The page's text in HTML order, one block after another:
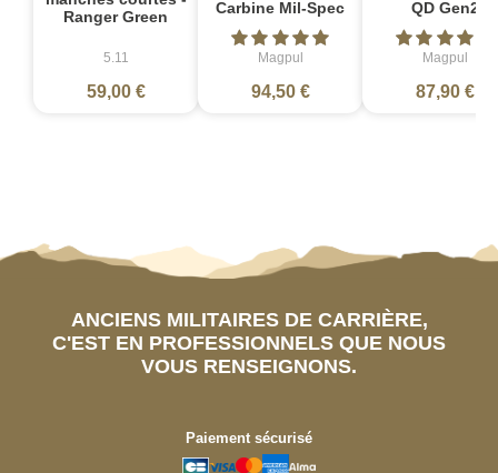
Ranger Green
5.11
59,00 €
Carbine Mil-Spec
Magpul
94,50 €
QD Gen2
Magpul
87,90 €
ANCIENS MILITAIRES DE CARRIÈRE,
C'EST EN PROFESSIONNELS QUE NOUS
VOUS RENSEIGNONS.
Paiement sécurisé